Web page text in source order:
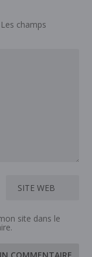
Les champs
site dans le